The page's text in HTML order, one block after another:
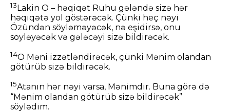
13Lakin O – həqiqət Ruhu gələndə sizə hər
həqiqətə yol göstərəcək. Çünki heç nəyi
Özündən söyləməyəcək, nə eşidirsə, onu
söyləyəcək və gələcəyi sizə bildirəcək.
14O Məni izzətləndirəcək, çünki Mənim olandan
götürüb sizə bildirəcək.
15Atanın hər nəyi varsa, Mənimdir. Buna görə də
“Mənim olandan götürüb sizə bildirəcək”
söylədim.